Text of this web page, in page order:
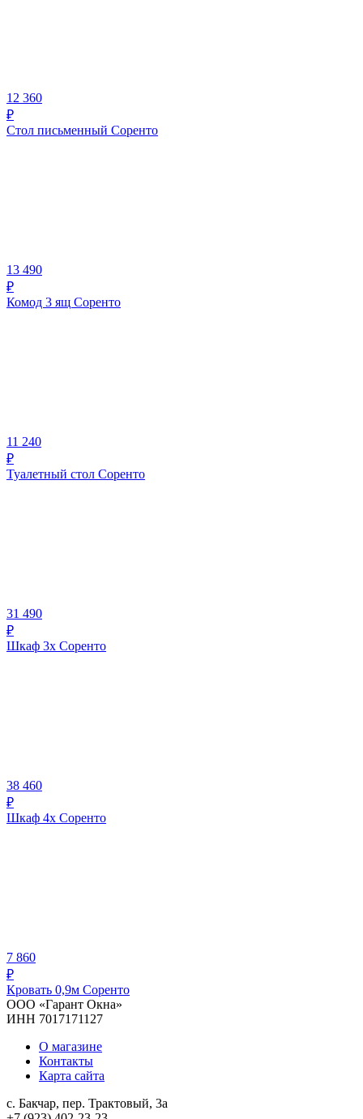
12 360
₽
Стол письменный Соренто
13 490
₽
Комод 3 ящ Соренто
11 240
₽
Туалетный стол Соренто
31 490
₽
Шкаф 3х Соренто
38 460
₽
Шкаф 4х Соренто
7 860
₽
Кровать 0,9м Соренто
ООО «Гарант Окна»
ИНН 7017171127
О магазине
Контакты
Карта сайта
с. Бакчар, пер. Трактовый, 3а